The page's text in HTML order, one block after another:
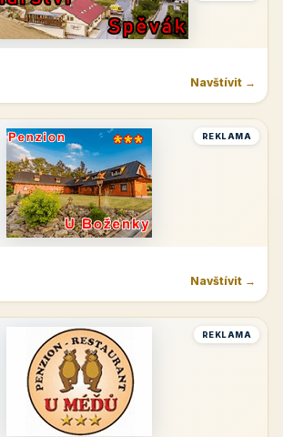
Navštívit →
REKLAMA
Navštívit →
REKLAMA